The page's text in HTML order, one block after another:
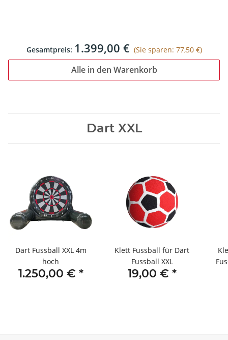
Gesamtpreis: 1.399,00 € (Sie sparen: 77,50 €)
Alle in den Warenkorb
Dart XXL
Dart Fussball XXL 4m
hoch
1.250,00 € *
Klett Fussball für Dart
Fussball XXL
19,00 € *